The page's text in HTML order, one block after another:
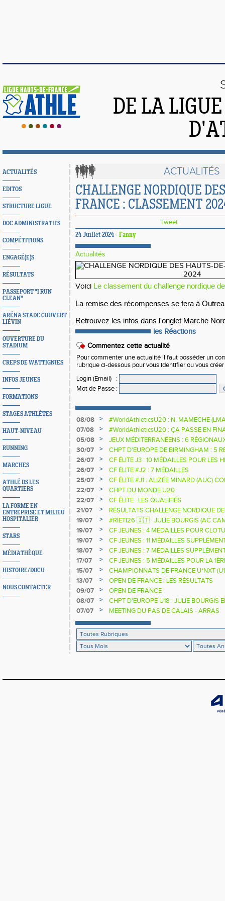
DE LA
ACTUALITÉS
EDITOS
STRUCTURE LIGUE
DOC ADMINISTRATIFS
COMPÉTITIONS
ENGAGÉ(E)S
RÉSULTATS
PASSEPORT "I RUN
CLEAN"
ARÉNA STADE COUVERT
LIÉVIN
OUVERTURE DU
STADIUM
CREPS DE WATTIGNIES
INFOS JEUNES
FORMATIONS
STAGES ATHLÈTES
HAUT-NIVEAU
RUNNING
MARCHES
ATHLÉ DS LES
QUARTIERS
LA FORME EN
ENTREPRISE ET MILIEU
HOSPITALIER
STARS
MÉDIATHÈQUE
HISTOIRE/DOCU
NOUS CONTACTER
ACTUALITÉS
CHALLENGE NORDIQUE
FRANCE : CLASSEMENT
Tweet
24 Juillet 2024 - Fanny
Actualités
Voici Le classement du challenge nordique
La remise des récompenses se fera à
Retrouvez les infos dans l'onglet Marche
les Réactions
Commentez cette actualité
Pour commenter une actualité il faut posséder un
rubrique ci-dessous pour vous identifier ou vous
Login (Email)
:
Mot de Passe :
08/08 >
#WorldAthleticsU20 : N. MAMECHE
07/08
>
#WorldAthleticsU20 : ÇA PASSE EN
SAUTEURS
05/08 >
JEUX MÉDITERRANÉENS : 6
30/07
>
CHPT D'EUROPE DE BIRMINGHAM : 5
26/07
>
CF ÉLITE J3 : 10 MÉDAILLES POUR LES
26/07
>
CF ÉLITE #J2 : 7 MÉDAILLES
25/07
>
CF ÉLITE #J1 : ALIZÉE MINARD (AUC)
NATIONALE
22/07 >
CHPT DU MONDE U20
22/07
>
CF ÉLITE : LES QUALIFIÉS
21/07
>
RÉSULTATS CHALLENGE NORDIQUE
2025 2026
19/07 >
#RIETI26 🇮🇹 : JULIE BOURGIS (AC
D'EUROPE U18 DE LA PERCHE
19/07 >
CF JEUNES : 4 MÉDAILLES POUR
19/07
>
CF JEUNES : 11 MÉDAILLES
18/07
>
CF JEUNES : 7 MÉDAILLES
17/07
>
CF JEUNES : 5 MÉDAILLES POUR LA
15/07
>
CHAMPIONNATS DE FRANCE U*NXT
13/07
>
OPEN DE FRANCE : LES RÉSULTATS
09/07
>
OPEN DE FRANCE
08/07
>
CHPT D'EUROPE U18 : JULIE BOURGIS
07/07
> MEETING DU PAS DE CALAIS - ARRAS